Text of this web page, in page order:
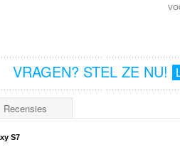
VRAGEN? STEL ZE NU!
Recensies
S7